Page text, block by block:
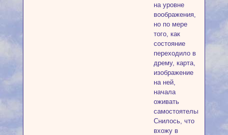
на уровне
воображения,
но по мере
того, как
состояние
переходило в
дрему, карта,
изображение
на ней,
начала
оживать
самостоятельно.
Снилось, что
вхожу в